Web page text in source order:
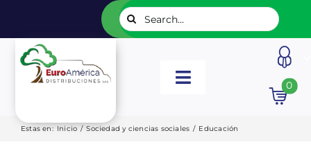
contenido
Buscar:
Toggle
INICIO
0
Estas en: Inicio / Sociedad y ciencias sociales / Educación